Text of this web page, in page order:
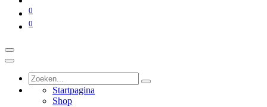
0
0
Startpagina
Shop